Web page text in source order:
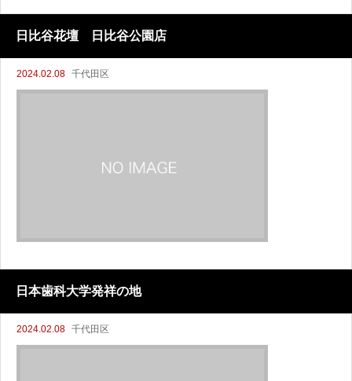
日比谷花壇 日比谷公園店
2024.02.08 千代田区
日本歯科大学発祥の地
2024.02.08 千代田区